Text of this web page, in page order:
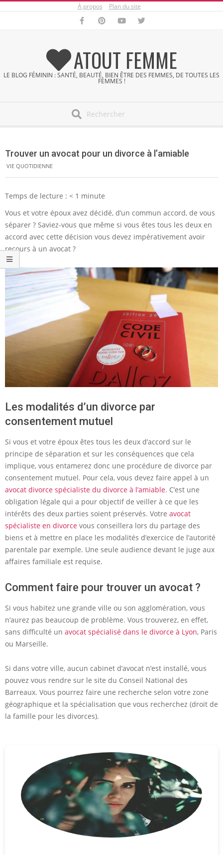
À propos Plan du site
ATOUT FEMME
LE BLOG FÉMININ : SANTÉ, BEAUTÉ, BIEN ÊTRE DES FEMMES, DE TOUTES LES
FEMMES !
Menu
Trouver un avocat pour un divorce à l’amiable
VIE QUOTIDIENNE
Temps de lecture : < 1 minute
Vous et votre époux avez décidé, d’un commun accord, de vous
séparer ? Saviez-vous que même si vous êtes tous les deux en
accord avec cette décision vous devez impérativement avoir
recours à un avocat ?
Les modalités d’un divorce par
consentement mutuel
Si vous et votre époux êtes tous les deux d’accord sur le
principe de séparation et sur les conséquences que cela
implique, vous entamerez donc une procédure de divorce par
consentement mutuel. Pour cela, vous devez faire appel à un
avocat divorce spécialiste du divorce à l’amiable. C’est une
obligation légale qui a pour objectif de veiller à ce que les
intérêts des deux parties soient préservés. Votre avocat
spécialiste en divorce vous conseillera lors du partage des
biens et à mettre en place les modalités d’exercice de l’autorité
parentale par exemple. Une seule audience devant le juge aux
affaires familiale est requise.
Comment faire pour trouver un avocat ?
Si vous habitez une grande ville ou son agglomération, vous
n’aurez pas beaucoup de problème. Vous trouverez, en effet,
sans difficulté un avocat spécialisé dans le divorce à Lyon, Paris
ou Marseille.
Si dans votre ville, aucun cabinet d’avocat n’est installé, vous
pouvez vous rendre sur le site du Conseil National des
Barreaux. Vous pourrez faire une recherche selon votre zone
géographique et la spécialisation que vous recherchez (droit de
la famille pour les divorces).